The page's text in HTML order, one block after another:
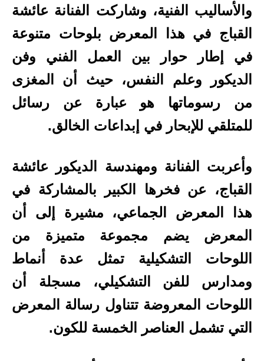
والأساليب الفنية، وشاركت الفنانة عائشة
القباج في هذا المعرض بلوحات متنوعة
في إطار حوار بين العمل الفني وفن
الديكور وعلم النفس، حيث أن المغزى
من رسوماتها هو عبارة عن رسائل
للمتلقي للإبحار في إبداعات الخالق.
وأعربت الفنانة ومهندسة الديكور عائشة
القباج، عن فخرها الكبير بالمشاركة في
هذا المعرض الجماعي، مشيرة إلى أن
المعرض يضم مجموعة متميزة من
اللوحات التشكيلية تمثل عدة أنماط
ومدارس للفن التشكيلي، مسجلة أن
اللوحات المعروضة تتناول رسالة المعرض
التي تشمل العناصر الخمسة للكون.